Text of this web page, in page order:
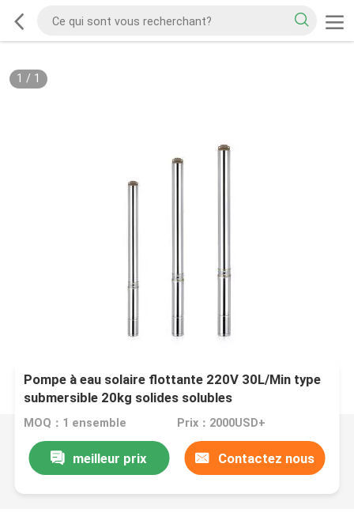
1 / 1
Pompe à eau solaire flottante 220V 30L/Min type
submersible 20kg solides solubles
MOQ：1 ensemble Prix：2000USD+
meilleur prix Contactez nous